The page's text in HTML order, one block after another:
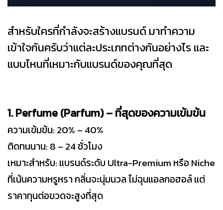
สำหรับใครที่กำลังจะสร้างแบรนด์ มาทำความ
เข้าใจกันครับว่าแต่ละประเภทต่างกันอย่างไร และ
แบบไหนที่เหมาะกับแบรนด์ของคุณที่สุด
1. Perfume (Parfum) – ที่สุดของความเข้มข้น
ความเข้มข้น: 20% – 40%
ติดทนนาน: 8 – 24 ชั่วโมง
เหมาะสำหรับ: แบรนด์ระดับ Ultra-Premium หรือ Niche
ที่เน้นความหรูหรา กลิ่นจะนุ่มนวล ไม่ฉุนแอลกอฮอล์ แต่
ราคาทุนต่อขวดจะสูงที่สุด